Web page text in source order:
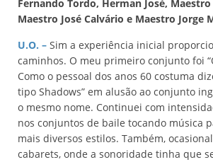
Fernando Tordo, Herman José, Maestro
Maestro José Calvário e Maestro Jorge
U.O. – Sim a experiência inicial
caminhos. O meu primeiro conjunto foi
Como o pessoal dos anos 60 costuma
tipo Shadows” em alusão ao conjunto
o mesmo nome. Continuei com
nos conjuntos de baile tocando música
mais diversos estilos. Também,
cabarets, onde a sonoridade tinha que